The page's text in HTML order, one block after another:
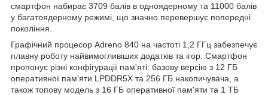
смартфон набирає 3709 балів в одноядерному та 11000 балів
у багатоядерному режимі, що значно перевершує попередні
покоління.
Графічний процесор Adreno 840 на частоті 1,2 ГГц забезпечує
плавну роботу найвимогливіших додатків та ігор. Смартфон
пропонує різні конфігурації пам'яті: базову версію з 12 ГБ
оперативної пам'яти LPDDR5X та 256 ГБ накопичувача, а
також топову модель з 16 ГБ оперативної пам'яти та 1 ТБ